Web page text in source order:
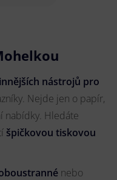
nástrojů pro
Nejde jen o papír,
nabídky. Hledáte
špičkovou tiskovou
nebo